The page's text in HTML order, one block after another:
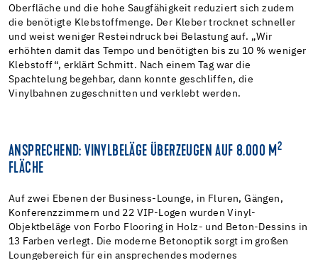
Oberfläche und die hohe Saugfähigkeit reduziert sich zudem
die benötigte Klebstoffmenge. Der Kleber trocknet schneller
und weist weniger Resteindruck bei Belastung auf. „Wir
erhöhten damit das Tempo und benötigten bis zu 10 % weniger
Klebstoff“, erklärt Schmitt. Nach einem Tag war die
Spachtelung begehbar, dann konnte geschliffen, die
Vinylbahnen zugeschnitten und verklebt werden.
ANSPRECHEND: VINYLBELÄGE ÜBERZEUGEN AUF 8.000 M2
FLÄCHE
Auf zwei Ebenen der Business-Lounge, in Fluren, Gängen,
Konferenzzimmern und 22 VIP-Logen wurden Vinyl-
Objektbeläge von Forbo Flooring in Holz- und Beton-Dessins in
13 Farben verlegt. Die moderne Betonoptik sorgt im großen
Loungebereich für ein ansprechendes modernes